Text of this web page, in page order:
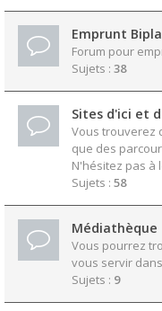
Emprunt
Forum pour
Sujets : 38
Sites d'ici et
Vous trouverez
que des
N'hésitez pas à
Sujets : 58
Médiathèque
Vous pourrez
vous servir
Sujets : 9